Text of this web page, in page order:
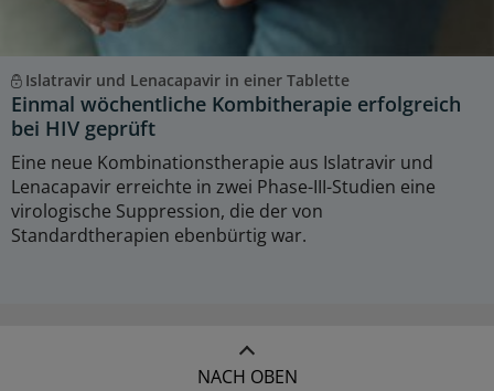
Islatravir und Lenacapavir in einer Tablette
Einmal wöchentliche Kombitherapie erfolgreich
bei HIV geprüft
Eine neue Kombinationstherapie aus Islatravir und
Lenacapavir erreichte in zwei Phase-III-Studien eine
virologische Suppression, die der von
Standardtherapien ebenbürtig war.
NACH OBEN